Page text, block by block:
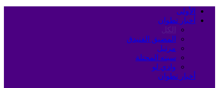
الأولى
أخبار تطوان
الكل
المضيق الفنيدق
مرتيل
سبته المحتلة
وادي لو
أخبار تطوان